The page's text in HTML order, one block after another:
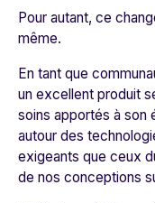
Pour autant, ce
même.
En tant que
un excellent produit
soins apportés à son
autour des
exigeants que ceux
de nos conceptions